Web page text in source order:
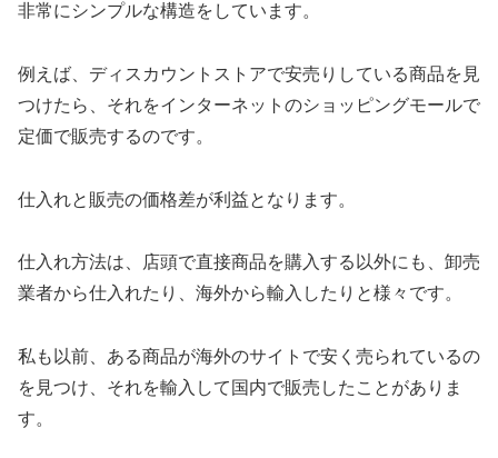
非常にシンプルな構造をしています。
例えば、ディスカウントストアで安売りしている商品を見
つけたら、それをインターネットのショッピングモールで
定価で販売するのです。
仕入れと販売の価格差が利益となります。
仕入れ方法は、店頭で直接商品を購入する以外にも、卸売
業者から仕入れたり、海外から輸入したりと様々です。
私も以前、ある商品が海外のサイトで安く売られているの
を見つけ、それを輸入して国内で販売したことがありま
す。